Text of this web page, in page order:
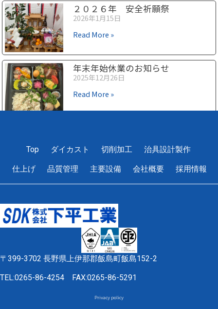
２０２６年 安全祈願祭
2026年1月15日
Read More »
年末年始休業のお知らせ
2025年12月26日
Read More »
Top ダイカスト 切削加工 治具設計製作
仕上げ 品質管理 主要設備 会社概要 採用情報
〒399-3702 長野県上伊那郡飯島町飯島152-2
TEL:0265-86-4254 FAX:0265-86-5291
Privacy policy